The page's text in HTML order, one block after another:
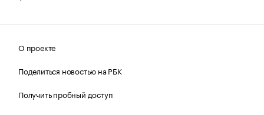
О проекте
Поделиться новостью на РБК
Получить пробный доступ